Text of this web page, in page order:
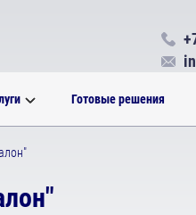
Готовые решения